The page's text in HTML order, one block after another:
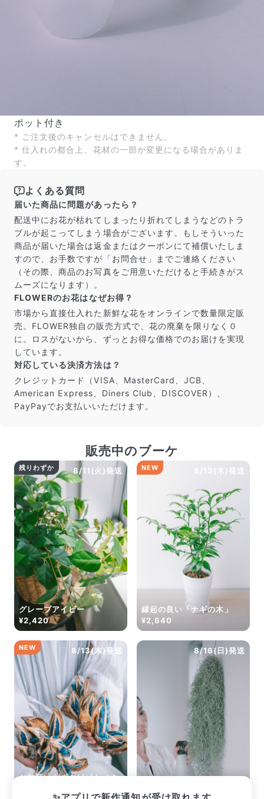
ポット付き
* ご注文後のキャンセルはできません。
* 仕入れの都合上、花材の一部が変更になる場合がありま
す。
よくある質問
届いた商品に問題があったら？
配送中にお花が枯れてしまったり折れてしまうなどのトラ
ブルが起こってしまう場合がございます。もしそういった
商品が届いた場合は返金またはクーポンにて補償いたしま
すので、お手数ですが「お問合せ」までご連絡ください
（その際、商品のお写真をご用意いただけると手続きがス
ムーズになります）。
FLOWERのお花はなぜお得？
市場から直接仕入れた新鮮な花をオンラインで数量限定販
売。FLOWER独自の販売方式で、花の廃棄を限りなく０
に。ロスがないから、ずっとお得な価格でのお届けを実現
しています。
対応している決済方法は？
クレジットカード（VISA、MasterCard、JCB、
American Express、Diners Club、DISCOVER）、
PayPayでお支払いいただけます。
販売中のブーケ
8/11(火)発送
残りわずか
グレープアイビー
¥2,420
8/13(木)発送
NEW
縁起の良い「ナギの木」
¥2,640
8/13(木)発送
NEW
お世話いらずタビビトノキ
8/16(日)発送